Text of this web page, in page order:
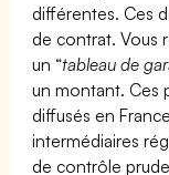
différentes. Ces
de contrat. Vous
un “tableau de
un montant. Ces
diffusés en
intermédiaires
de contrôle